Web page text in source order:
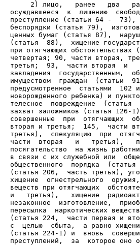
2) лицо,   ранее   два
осуждавшееся  к  лишению
преступление (статьи 64 -
беспорядки (статья 79),
ценных бумаг (статья 87),
(статья  88),  хищение
при отягчающих
четвертая; 90, части вторая,
третья;  93,  части вторая  и
завладения  государственным,
имуществом  граждан  (статьи
предусмотренное  статьями  102
новорожденного ребенка) и
телесное  повреждение
захват заложников (статья 126-
совершенные  при  отягчающих
вторая и третья;  145,  части
третья),  спекуляцию  при
части  вторая   и   третья),
посягательство  на жизнь
в связи с их служебной или
общественного  порядка
(статья 206,  часть третья),
хищение  огнестрельного
веществ при отягчающих
и   третья),   хищение
незаконное  изготовление,
пересылка  наркотических
(статья 224,  части первая и
с  целью  сбыта,  а равно
(статья 224-1) и  вновь
преступлений,  за  которое оно